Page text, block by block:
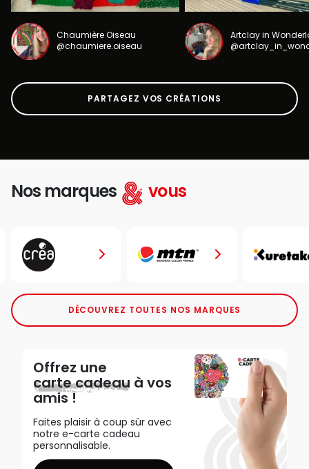
Chaumière Oiseau
@chaumiere.oiseau
Artclay in
PARTAGEZ VOS CRÉATIONS
Nos marques vous
DÉCOUVREZ TOUTES NOS MARQUES
Offrez une
carte cadeau à vos
amis !
Faites plaisir à coup sûr avec
notre e-carte cadeau
personnalisable.